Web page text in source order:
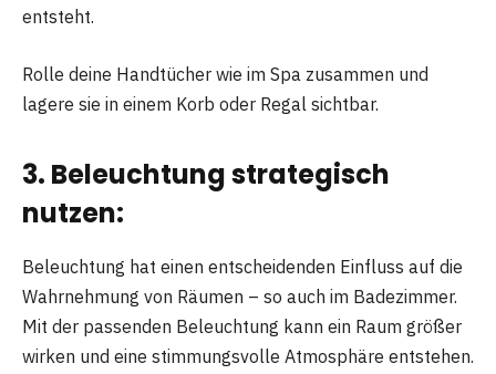
entsteht.
Rolle deine Handtücher wie im Spa zusammen und
lagere sie in einem Korb oder Regal sichtbar.
3. Beleuchtung strategisch
nutzen:
Beleuchtung hat einen entscheidenden Einfluss auf die
Wahrnehmung von Räumen – so auch im Badezimmer.
Mit der passenden Beleuchtung kann ein Raum größer
wirken und eine stimmungsvolle Atmosphäre entstehen.